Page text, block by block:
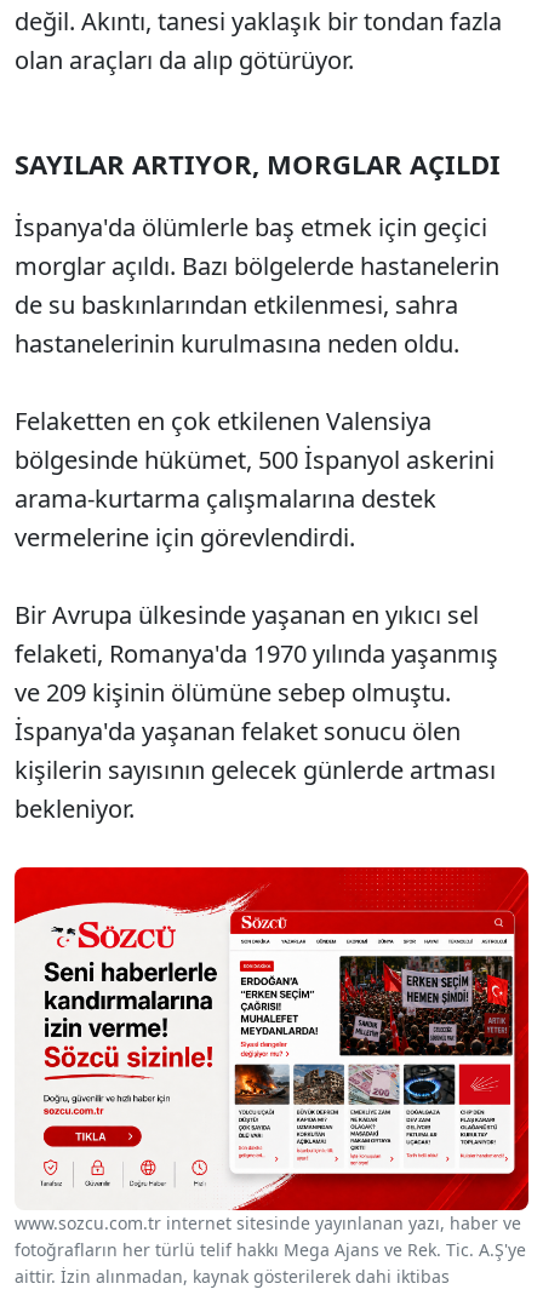
değil. Akıntı, tanesi yaklaşık bir tondan fazla
olan araçları da alıp götürüyor.
SAYILAR ARTIYOR, MORGLAR AÇILDI
İspanya'da ölümlerle baş etmek için geçici
morglar açıldı. Bazı bölgelerde hastanelerin
de su baskınlarından etkilenmesi, sahra
hastanelerinin kurulmasına neden oldu.
Felaketten en çok etkilenen Valensiya
bölgesinde hükümet, 500 İspanyol askerini
arama-kurtarma çalışmalarına destek
vermelerine için görevlendirdi.
Bir Avrupa ülkesinde yaşanan en yıkıcı sel
felaketi, Romanya'da 1970 yılında yaşanmış
ve 209 kişinin ölümüne sebep olmuştu.
İspanya'da yaşanan felaket sonucu ölen
kişilerin sayısının gelecek günlerde artması
bekleniyor.
www.sozcu.com.tr internet sitesinde yayınlanan yazı, haber ve
fotoğrafların her türlü telif hakkı Mega Ajans ve Rek. Tic. A.Ş'ye
aittir. İzin alınmadan, kaynak gösterilerek dahi iktibas